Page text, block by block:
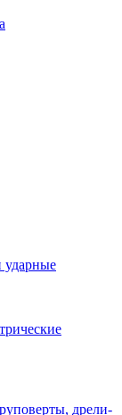
ударные
дрели-